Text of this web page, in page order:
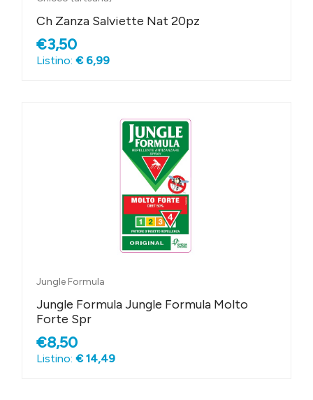
Ch Zanza Salviette Nat 20pz
€3,50
Listino: € 6,99
Jungle Formula
Jungle Formula Jungle Formula Molto
Forte Spr
€8,50
Listino: € 14,49